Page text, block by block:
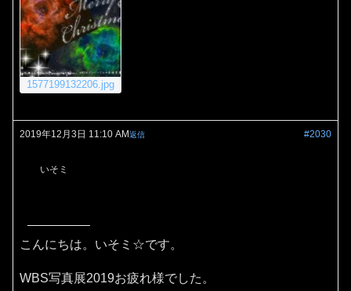
1577199132206.jpg
2019年12月3日 11:10 AM #2030
返信
いそミ
こんにちは。いそミ☆です。
WBS写真展2019お疲れ様でした。